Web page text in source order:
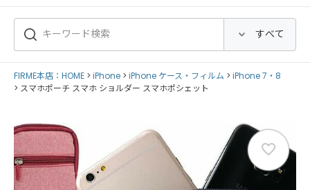
FIRME本店：HOME iPhone iPhone ケース・フィルム
iPhone 7・8
スマホポーチ スマホ ショルダー スマホポシェット